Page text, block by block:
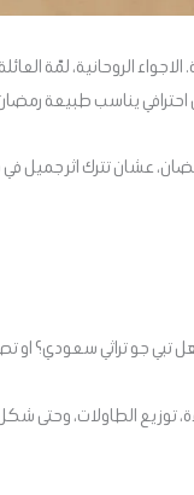
الروحانية، لمّة
يناسب طبيعة
عشان تترك اثر جميل
تبي جو تراثي سعودي؟
توزيع الطاولات، وحتى